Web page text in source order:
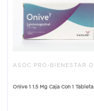
Onive 1 1.5 Mg Caja Con 1 Tableta